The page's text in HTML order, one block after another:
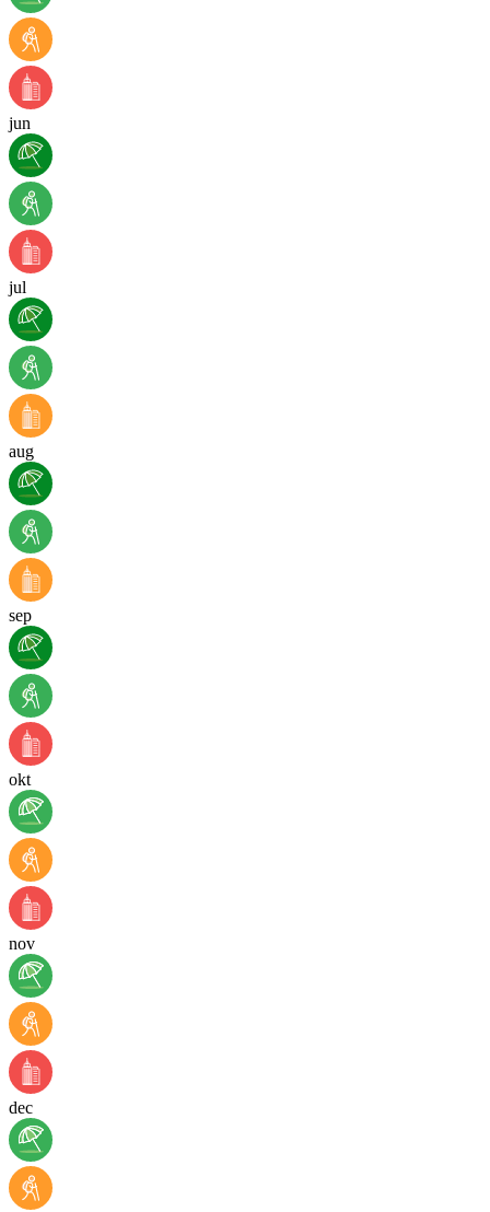
jun
jul
aug
sep
okt
nov
dec